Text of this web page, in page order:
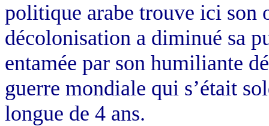
politique arabe trouve ici son
décolonisation a diminué sa
entamée par son humiliante
guerre mondiale qui s’était
longue de 4 ans.